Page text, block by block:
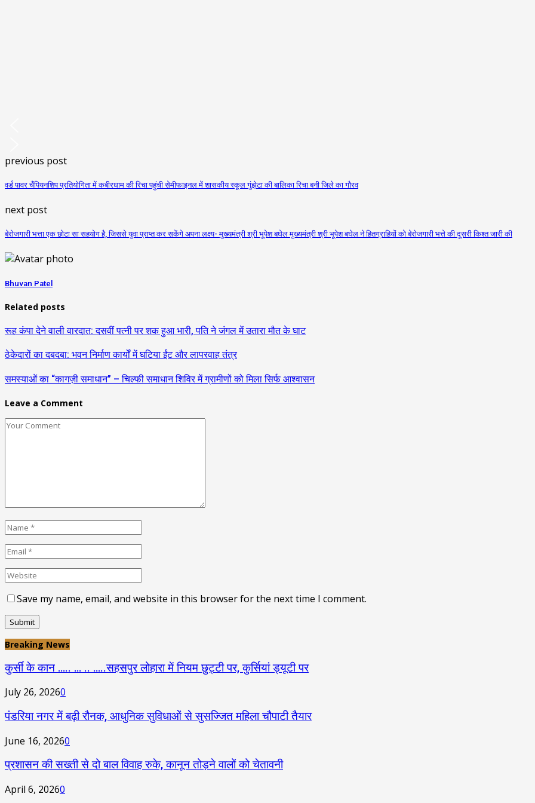
previous post
वर्ड पावर चैंपियनशिप प्रतियोगिता में कबीरधाम की रिचा पहुंची सेमीफाइनल में शासकीय स्कूल गुंझेटा की बालिका रिचा बनी जिले का गौरव
next post
बेरोजगारी भत्ता एक छोटा सा सहयोग है, जिससे युवा प्राप्त कर सकेंगे अपना लक्ष्य- मुख्यमंत्री श्री भूपेश बघेल मुख्यमंत्री श्री भूपेश बघेल ने हितग्राहियों को बेरोजगारी भत्ते की दूसरी किश्त जारी की
Bhuvan Patel
Related posts
रूह कंपा देने वाली वारदात: दसवीं पत्नी पर शक हुआ भारी, पति ने जंगल में उतारा मौत के घाट
ठेकेदारों का दबदबा: भवन निर्माण कार्यों में घटिया ईंट और लापरवाह तंत्र
समस्याओं का “कागज़ी समाधान” – चिल्फी समाधान शिविर में ग्रामीणों को मिला सिर्फ आश्वासन
Leave a Comment
Save my name, email, and website in this browser for the next time I comment.
Breaking News
कुर्सी के कान ….. … .. …..सहसपुर लोहारा में नियम छुट्टी पर, कुर्सियां ड्यूटी पर
July 26, 20260
पंडरिया नगर में बढ़ी रौनक, आधुनिक सुविधाओं से सुसज्जित महिला चौपाटी तैयार
June 16, 20260
प्रशासन की सख्ती से दो बाल विवाह रुके, कानून तोड़ने वालों को चेतावनी
April 6, 20260